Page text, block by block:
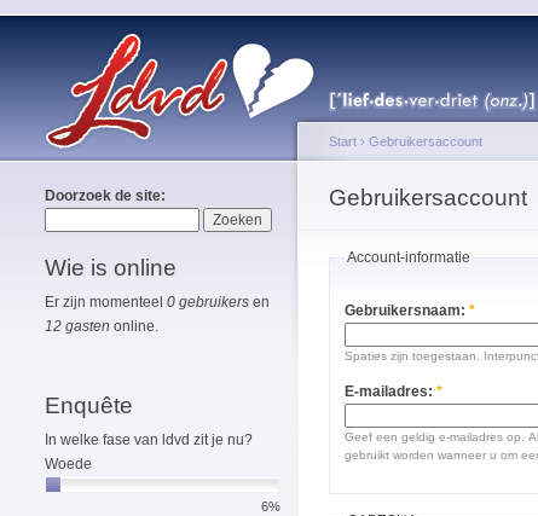
Doorzoek de site:
Wie is online
Er zijn momenteel 0 gebruikers en
12 gasten online.
Enquête
In welke fase van ldvd zit je nu?
Woede
6%
Start › Gebruikersaccount
Gebruikersaccount
Account-informatie
Gebruikersnaam: *
Spaties zijn toegestaan.
E-mailadres: *
Geef een geldig e-mailadres op.
gebruikt worden wanneer u om